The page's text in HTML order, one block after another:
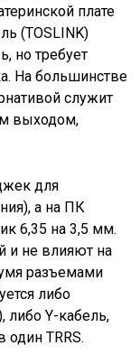
плате
(TOSLINK)
но требует
На большинстве
служит
выходом,
для
а на ПК
6,35 на 3,5 мм.
и не влияют на
разъемами
либо
либо Y-кабель,
TRRS.